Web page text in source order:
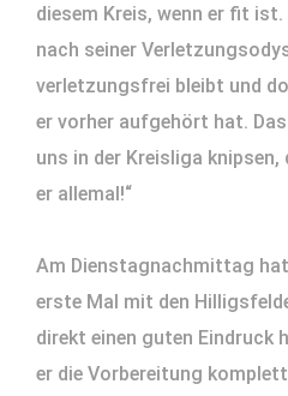
diesem Kreis, wenn er fit
nach seiner
verletzungsfrei bleibt und
er vorher aufgehört hat.
uns in der Kreisliga
er allemal!“
Am Dienstagnachmittag
erste Mal mit den
direkt einen guten Eindruck
er die Vorbereitung